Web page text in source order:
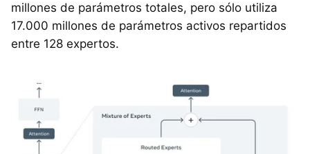
millones de parámetros totales, pero sólo utiliza
17.000 millones de parámetros activos repartidos
entre 128 expertos.